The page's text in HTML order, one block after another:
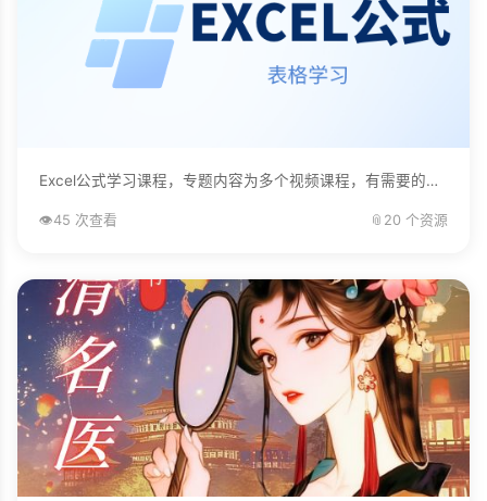
Excel公式学习课程，专题内容为多个视频课程，有需要的自己下载学习。...
👁️45 次查看 📎 20 个资源